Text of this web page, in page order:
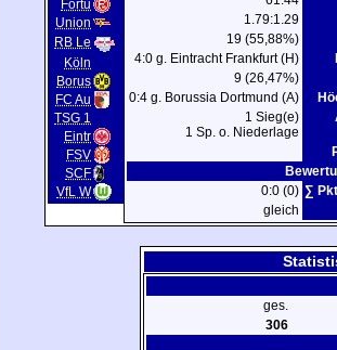
Fortu
Union
RB Le
Köln
Borus
FC Au
TSG 1
Eintr
FSV
SCF
VfL W
1.79:1.29
19 (55,88%)
4:0 g. Eintracht Frankfurt (H)
9 (26,47%)
0:4 g. Borussia Dortmund (A)
1 Sieg(e)
1 Sp. o. Niederlage
0:0 (0) ∑
gleich
ges.
306